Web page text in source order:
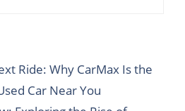
Ride: Why CarMax Is the
Car Near You